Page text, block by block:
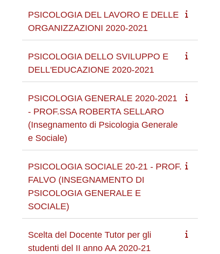
PSICOLOGIA DEL LAVORO E DELLE
ORGANIZZAZIONI 2020-2021
PSICOLOGIA DELLO SVILUPPO E
DELL'EDUCAZIONE 2020-2021
PSICOLOGIA GENERALE 2020-2021
- PROF.SSA ROBERTA SELLARO
(Insegnamento di Psicologia Generale
e Sociale)
PSICOLOGIA SOCIALE 20-21 - PROF.
FALVO (INSEGNAMENTO DI
PSICOLOGIA GENERALE E
SOCIALE)
Scelta del Docente Tutor per gli
studenti del II anno AA 2020-21